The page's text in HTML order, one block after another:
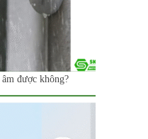
được không?